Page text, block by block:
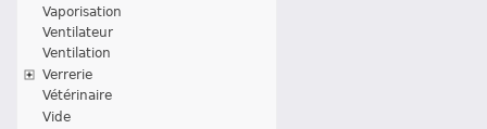
Vaporisation
Ventilateur
Ventilation
Verrerie
Vétérinaire
Vide